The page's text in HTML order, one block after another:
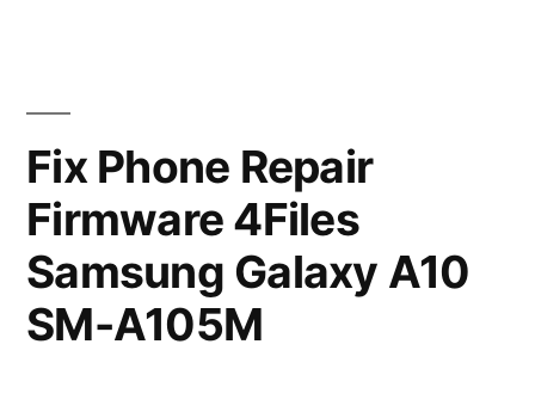
Fix Phone Repair
Firmware 4Files
Samsung Galaxy A10
SM-A105M